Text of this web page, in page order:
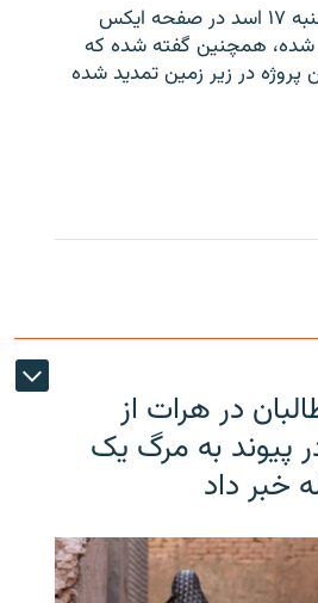
در پیام ویدیویی که روز شنبه ۱۷ اسد در صفحه ایکس
شده، همچنین گفته شده که
پروژه در زیر زمین تمدید شده
در هرات از
پیوند به مرگ یک
خبر داد